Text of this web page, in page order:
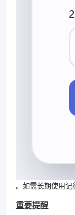
。如需长期使用记
重要提醒